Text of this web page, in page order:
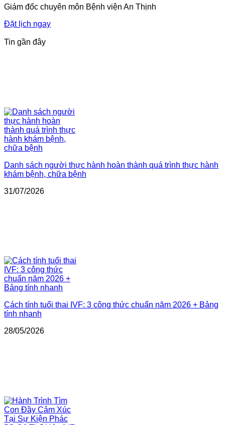
Giám đốc chuyên môn Bệnh viện An Thịnh
Đặt lịch ngay
Tin gần đây
Danh sách người thực hành hoàn thành quá trình thực hành
khám bệnh, chữa bệnh
31/07/2026
Cách tính tuổi thai IVF: 3 công thức chuẩn năm 2026 + Bảng
tính nhanh
28/05/2026